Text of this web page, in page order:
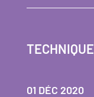
01 DÉC 2020